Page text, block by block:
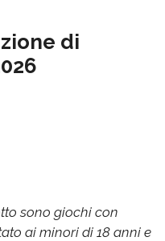
di
sono giochi con
ai minori di 18 anni e